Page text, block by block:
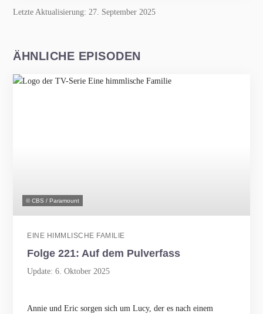
Letzte Aktualisierung: 27. September 2025
ÄHNLICHE EPISODEN
© CBS / Paramount
EINE HIMMLISCHE FAMILIE
Folge 221: Auf dem Pulverfass
Update: 6. Oktober 2025
Annie und Eric sorgen sich um Lucy, der es nach einem